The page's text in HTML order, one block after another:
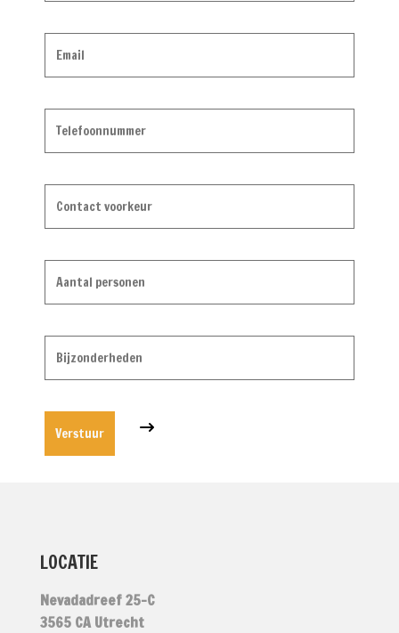
LOCATIE
Nevadadreef 25-C
3565 CA Utrecht